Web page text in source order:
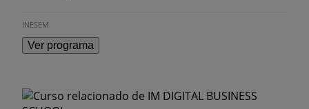
INESEM
Ver programa